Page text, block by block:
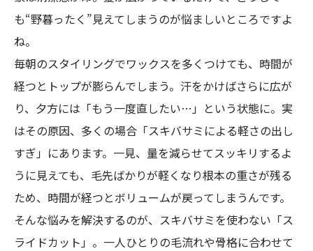
も“野暮ったく”見えてしまうのが悩ましいところですよ
ね。
毎朝のスタイリングでワックスを多くつけても、時間が
経つとトップが膨らんでしまう。汗をかけばさらに広が
り、夕方には「もう一度直したい…」という状態に。実
はその原因、多くの場合「スキバサミによる軽さの出し
すぎ」にあります。一見、量を減らせてスッキリするよ
うに見えても、毛先ばかりが軽くなり根本の重さが残る
ため、時間が経つとボリュームが戻ってしまうんです。
そんな悩みを解決するのが、スキバサミを使わない「ス
ライドカット」。一人ひとりの毛流れや骨格に合わせて